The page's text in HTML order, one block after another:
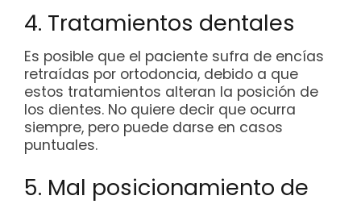
4. Tratamientos dentales
Es posible que el paciente sufra de encías
retraídas por ortodoncia, debido a que
estos tratamientos alteran la posición de
los dientes. No quiere decir que ocurra
siempre, pero puede darse en casos
puntuales.
5. Mal posicionamiento de